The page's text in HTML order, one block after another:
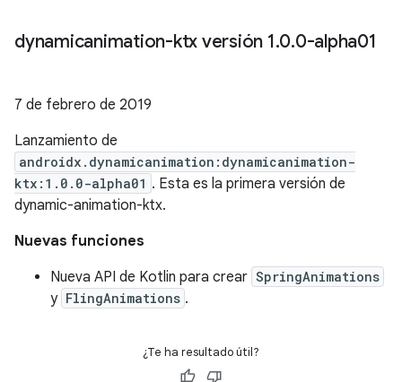
dynamicanimation-ktx versión 1.0.0-alpha01
7 de febrero de 2019
Lanzamiento de
androidx.dynamicanimation:dynamicanimation-
ktx:1.0.0-alpha01 . Esta es la primera versión de
dynamic-animation-ktx.
Nuevas funciones
Nueva API de Kotlin para crear SpringAnimations
y FlingAnimations .
¿Te ha resultado útil?